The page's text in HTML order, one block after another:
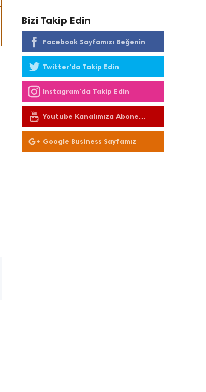
Bizi Takip Edin
Facebook Sayfamızı Beğenin
Twitter'da Takip Edin
Instagram'da Takip Edin
Youtube Kanalımıza Abone
Olun
Google Business Sayfamız